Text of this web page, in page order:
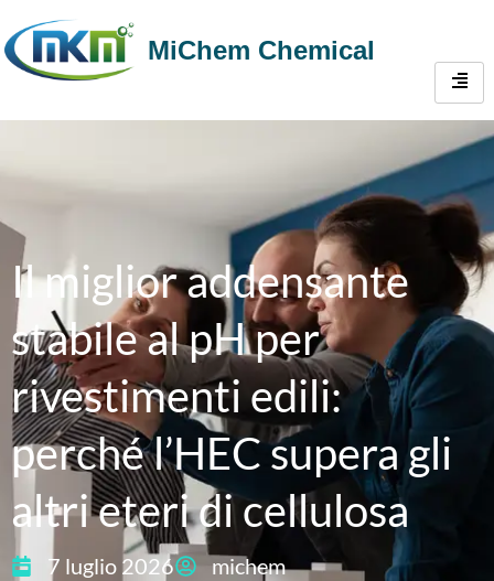
MiChem Chemical
Il miglior addensante
stabile al pH per
rivestimenti edili:
perché l’HEC supera gli
altri eteri di cellulosa
7 luglio 2026 michem